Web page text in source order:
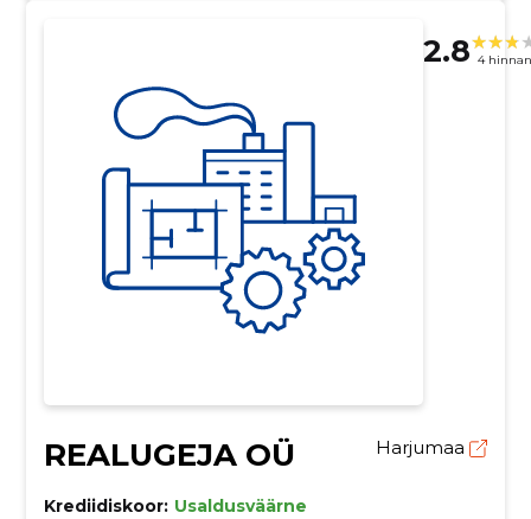
2.8 4
REALUGEJA OÜ Harjumaa
Krediidiskoor: Usaldusväärne